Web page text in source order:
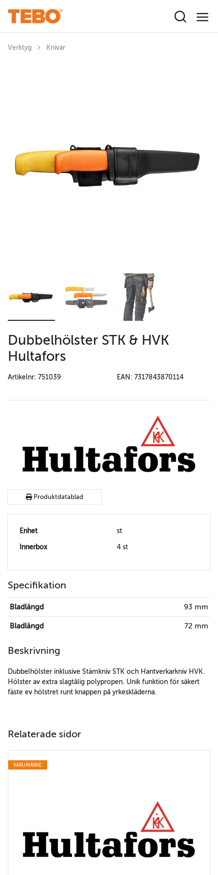
Verktyg Knivar
Dubbelhölster STK & HVK
Hultafors
Artikelnr: 751039 EAN: 7317843870114
Produktdatablad
Enhet st
Innerbox 4 st
Specifikation
Bladlängd 93 mm
Bladlängd 72 mm
Beskrivning
Dubbelhölster inklusive Stämkniv STK och Hantverkarkniv HVK.
Hölster av extra slagtålig polypropen. Unik funktion för säkert
fäste ev hölstret runt knappen på yrkeskläderna.
Relaterade sidor
VARUMÄRKE